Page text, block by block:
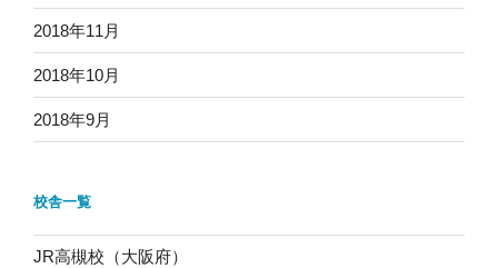
2018年11月
2018年10月
2018年9月
校舎一覧
JR高槻校（大阪府）